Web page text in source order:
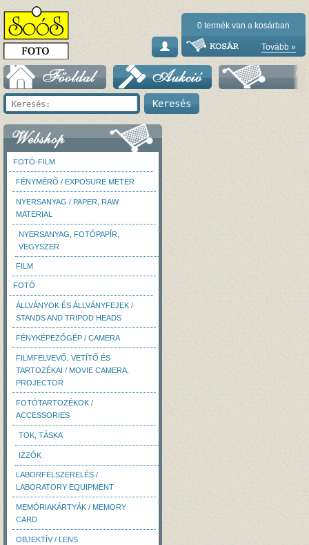
0 termék van a kosárban
Tovább »
FOTÓ-FILM
FÉNYMÉRŐ / EXPOSURE METER
NYERSANYAG / PAPER, RAW
MATERIAL
NYERSANYAG, FOTÓPAPÍR,
VEGYSZER
FILM
FOTÓ
ÁLLVÁNYOK ÉS ÁLLVÁNYFEJEK /
STANDS AND TRIPOD HEADS
FÉNYKÉPEZŐGÉP / CAMERA
FILMFELVEVŐ, VETÍTŐ ÉS
TARTOZÉKAI / MOVIE CAMERA,
PROJECTOR
FOTÓTARTOZÉKOK /
ACCESSORIES
TOK, TÁSKA
IZZÓK
LABORFELSZERELÉS /
LABORATORY EQUIPMENT
MEMÓRIAKÁRTYÁK / MEMORY
CARD
OBJEKTÍV / LENS